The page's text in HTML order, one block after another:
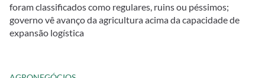
foram classificados como regulares, ruins ou péssimos;
governo vê avanço da agricultura acima da capacidade de
expansão logística